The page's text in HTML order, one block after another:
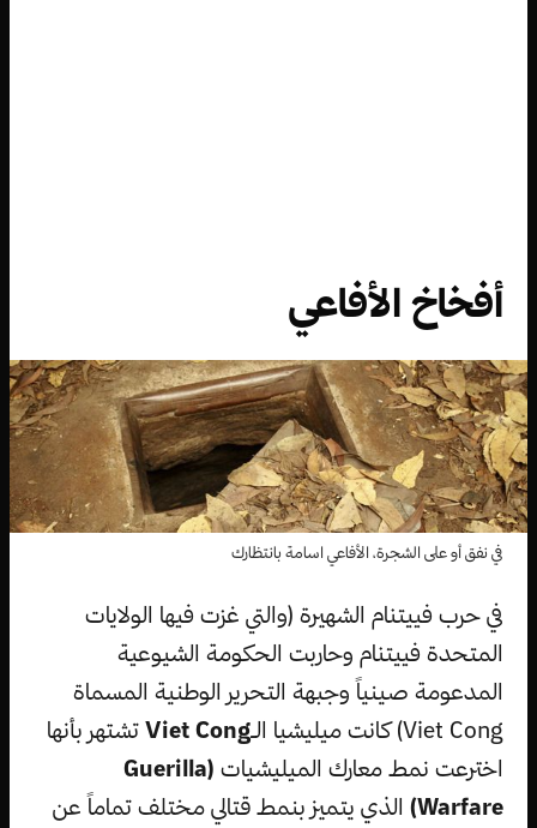
أفخاخ الأفاعي
في نفق أو على الشجرة، الأفاعي اسامة بانتظارك
في حرب فييتنام الشهيرة (والتي غزت فيها الولايات
المتحدة فييتنام وحاربت الحكومة الشيوعية
المدعومة صينياً وجبهة التحرير الوطنية المسماة
Viet Cong) كانت ميليشيا الـ
Viet Cong تشتهر بأنها
اخترعت نمط معارك الميليشيات (Guerilla
Warfare) الذي يتميز بنمط قتالي مختلف تماماً عن